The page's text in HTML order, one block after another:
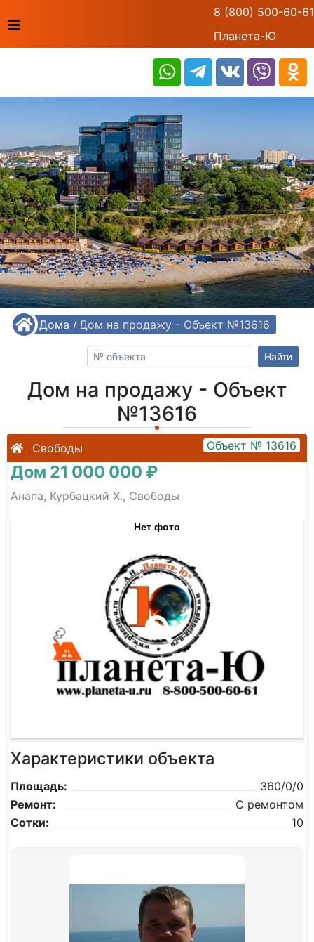
8 (800) 500-60-61
Планета-Ю
/ Дома / Дом на продажу - Объект №13616
Найти
Дом на продажу - Объект
№13616
Свободы Объект № 13616
Дом 21 000 000 ₽
Анапа, Курбацкий Х., Свободы
Нет фото
Характеристики объекта
Площадь:
360/0/0
Ремонт:
С ремонтом
Сотки:
10